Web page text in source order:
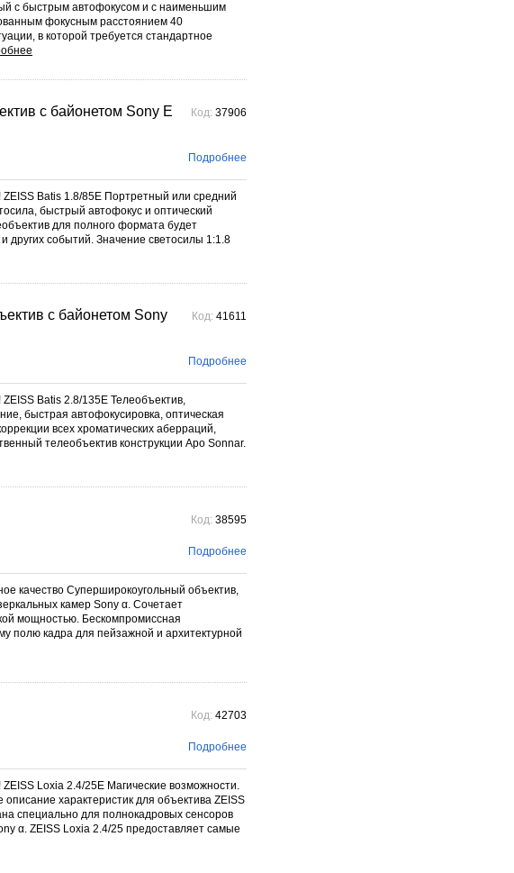
c быстрым автофокусом и с наименьшим
фокусным расстоянием 40
в которой требуется стандартное
с байонетом Sony E
Код: 37906
Подробнее
Batis 1.8/85E Портретный или средний
быстрый автофокус и оптический
для полного формата будет
других событий. Значение светосилы 1:1.8
с байонетом Sony
Код: 41611
Подробнее
Batis 2.8/135E Телеобъектив,
быстрая автофокусировка, оптическая
всех хроматических аберраций,
телеобъектив конструкции Apo Sonnar.
Код: 38595
Подробнее
качество Суперширокоугольный объектив,
камер Sony α. Сочетает
мощностью. Бескомпромиссная
полю кадра для пейзажной и архитектурной
Код: 42703
Подробнее
Loxia 2.4/25E Магические возможности.
характеристик для объектива ZEISS
специально для полнокадровых сенсоров
α. ZEISS Loxia 2.4/25 предоставляет самые